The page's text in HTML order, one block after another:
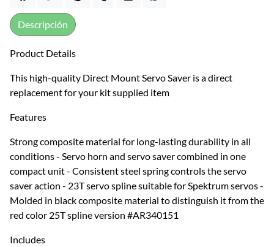
Product Details
This high-quality Direct Mount Servo Saver is a direct
replacement for your kit supplied item
Features
Strong composite material for long-lasting durability in all
conditions - Servo horn and servo saver combined in one
compact unit - Consistent steel spring controls the servo
saver action - 23T servo spline suitable for Spektrum servos -
Molded in black composite material to distinguish it from the
red color 25T spline version #AR340151
Includes
Descripción